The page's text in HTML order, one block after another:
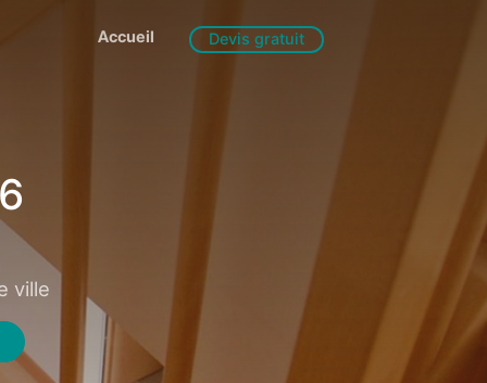
Accueil Devis gratuit
ville